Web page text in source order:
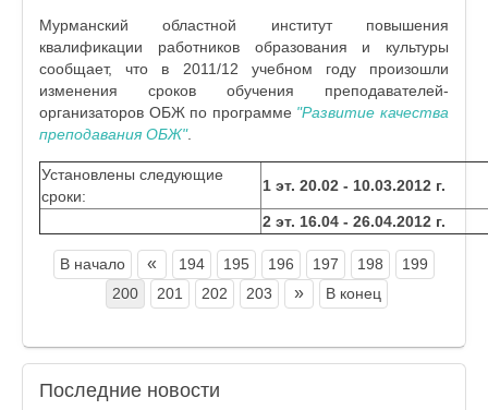
Мурманский областной институт повышения
квалификации работников образования и культуры
сообщает, что в 2011/12 учебном году произошли
изменения сроков обучения преподавателей-
организаторов ОБЖ по программе "Развитие качества
преподавания ОБЖ".
Установлены следующие
сроки:
1 эт. 20.02 - 10.03.2012 г.
2 эт. 16.04 - 26.04.2012 г.
В начало « 194 195 196 197 198
199
200
201 202 203 » В конец
Последние новости